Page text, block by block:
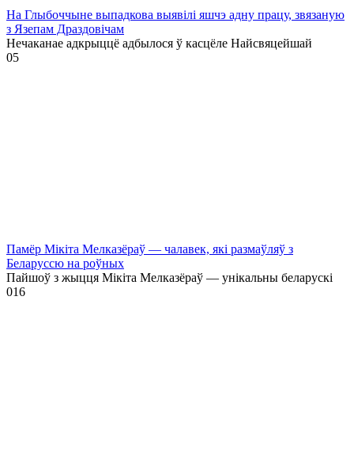
На Глыбоччыне выпадкова выявілі яшчэ адну працу, звязаную
з Язепам Драздовічам
Нечаканае адкрыццё адбылося ў касцёле Найсвяцейшай
05
Памёр Мікіта Мелказёраў — чалавек, які размаўляў з
Беларуссю на роўных
Пайшоў з жыцця Мікіта Мелказёраў — унікальны беларускі
016